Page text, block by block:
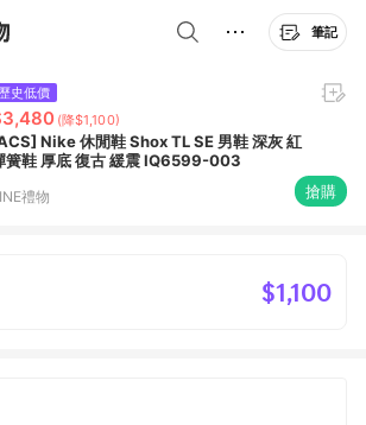
筆記
歷史低價
(降$1,100)
Nike 休閒鞋 Shox TL SE 男鞋 深灰 紅
簧鞋 厚底 復古 緩震 IQ6599-003
禮物 搶購
$1,100